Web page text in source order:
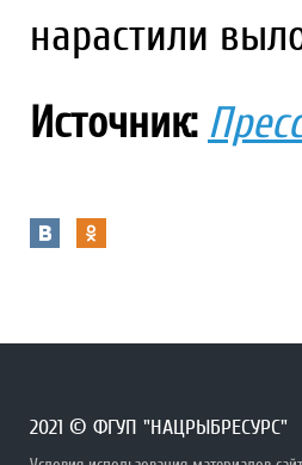
нарастили
Источник:
2021 © ФГУП "НАЦРЫБРЕСУРС"